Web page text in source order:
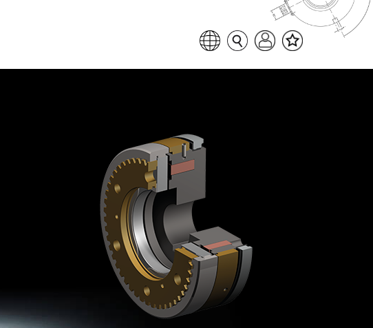
Sprache auswählen
Seitensuche
Login
Favoritenliste